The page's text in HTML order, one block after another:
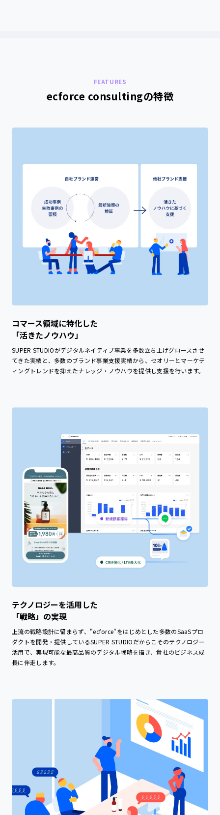
FEATURES
ecforce consultingの特徴
コマース領域に特化した
「活きたノウハウ」
SUPER STUDIOがデジタルネイティブ事業を多数立ち上げグロースさせ
てきた実績と、多数のブランド事業支援実績から、セオリーとマーケテ
ィングトレンドを抑えたナレッジ・ノウハウを提供し支援を行います。
テクノロジーを活用した
「戦略」の実現
上流の戦略設計に留まらず、"ecforce"をはじめとした多数のSaaSプロ
ダクトを開発・提供しているSUPER STUDIOだからこそのテクノロジー
活用で、実現可能な最高品質のデジタル戦略を描き、貴社のビジネス成
長に伴走します。